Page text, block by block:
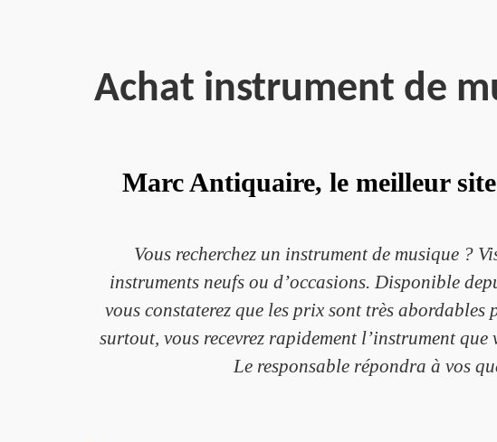
Achat instrument de
Marc Antiquaire, le meilleur
Vous recherchez un instrument de musique ?
instruments neufs ou d’occasions. Disponible
vous constaterez que les prix sont très
surtout, vous recevrez rapidement l’instrument
Le responsable répondra à vos